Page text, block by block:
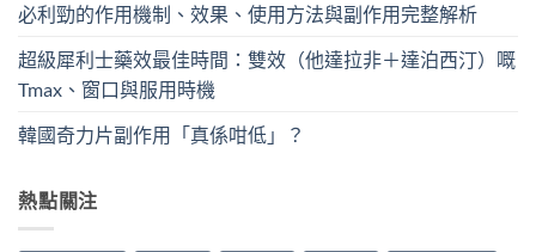
必利勁的作用機制、效果、使用方法與副作用完整解析
超級犀利士藥效最佳時間：雙效（他達拉非＋達泊西汀）嘅
Tmax、窗口與服用時機
韓國奇力片副作用「真係咁低」？
熱點關注